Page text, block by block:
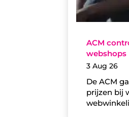
ACM
webshops
3 Aug 26
De ACM
prijzen bij